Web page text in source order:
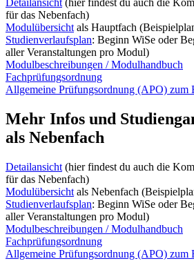
Detailansicht(hier findest du auch die
für das Nebenfach)
Modulübersichtals Hauptfach
Studienverlaufsplan: Beginn WiSe oder
aller Veranstaltungen pro Modul)
Modulbeschreibungen / Modulhandbuch
Fachprüfungsordnung
Allgemeine Prüfungsordnung (APO) zum
Mehr Infos und
als Nebenfach
Detailansicht (hier findest du auch die
für das Nebenfach)
Modulübersicht als Nebenfach
Studienverlaufsplan: Beginn WiSe oder
aller Veranstaltungen pro Modul)
Modulbeschreibungen / Modulhandbuch
Fachprüfungsordnung
Allgemeine Prüfungsordnung (APO) zum